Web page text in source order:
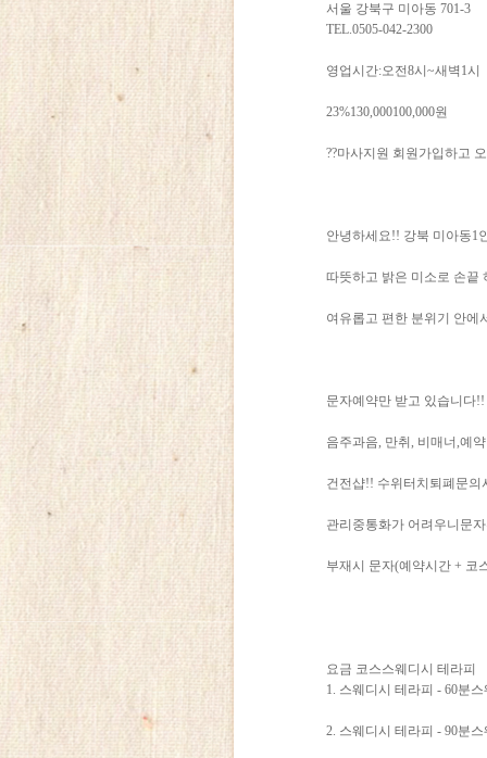
서울 강북구 미아동 701-3
TEL.0505-042-2300
영업시간:오전8시~새벽1시
23%130,000100,000원
??마사지원 회원가입하고
안녕하세요!! 강북 미아동1
따뜻하고 밝은 미소로 손끝
여유롭고 편한 분위기 안에
문자예약만 받고 있습니다
음주과음, 만취, 비매너,예
건전샵!! 수위터치퇴폐문의
관리중통화가 어려우니문
부재시 문자(예약시간 + 코
요금 코스스웨디시 테라피
1. 스웨디시 테라피 - 60분
2. 스웨디시 테라피 - 90분